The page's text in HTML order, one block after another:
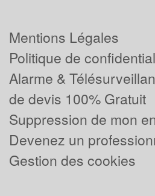
Mentions Légales
Politique de
Alarme &
de devis 100% Gratuit
Suppression de mon
Devenez un
Gestion des cookies